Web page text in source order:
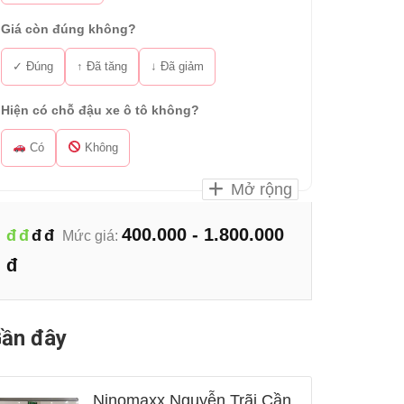
Giá còn đúng không?
✓ Đúng ↑ Đã tăng ↓ Đã giảm
Hiện có chỗ đậu xe ô tô không?
Có Không
Mở rộng
đđđđ Mức giá: 400.000 - 1.800.000
đ
đây
Ninomaxx Nguyễn Trãi Cần